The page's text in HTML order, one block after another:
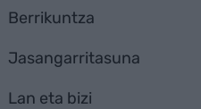
Berrikuntza
Jasangarritasuna
Lan eta bizi